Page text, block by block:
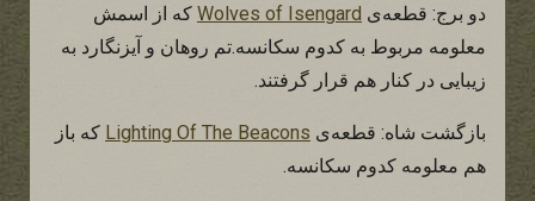
دو برج: قطعه‌ی Wolves of Isengard که از اسمش
معلومه مربوط به کدوم سکانسه.تم روهان و آیزنگارد به
زیبایی در کنار هم قرار گرفتند.
بازگشت شاه: قطعه‌ی Lighting Of The Beacons که باز
هم معلومه کدوم سکانسه.